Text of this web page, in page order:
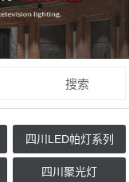
四川LED帕灯系列
四川聚光灯